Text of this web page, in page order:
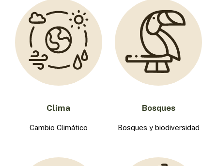
Clima
Cambio Climático
Bosques
Bosques y biodiversidad